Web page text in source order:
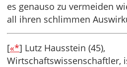
es genauso zu vermeiden
all ihren schlimmen
[«*] Lutz Hausstein (45),
Wirtschaftswissenschaftler,